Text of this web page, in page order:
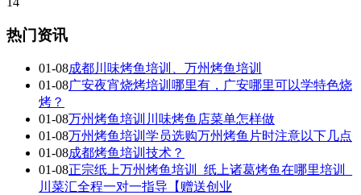
热门资讯
01-08成都川味烤鱼培训、万州烤鱼培训
01-08广安夜宵烧烤培训哪里有，广安哪里可以学特色烧
烤？
01-08万州烤鱼培训川味烤鱼店菜单怎样做
01-08万州烤鱼培训学员选购万州烤鱼片时注意以下几点
01-08成都烤鱼培训技术？
01-08正宗纸上万州烤鱼培训_纸上诸葛烤鱼在哪里培训_
川菜汇全程一对一指导【赠送创业